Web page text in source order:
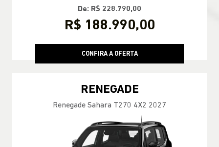
De: R$ 228.790,00
R$ 188.990,00
CONFIRA A OFERTA
RENEGADE
Renegade Sahara T270 4X2 2027